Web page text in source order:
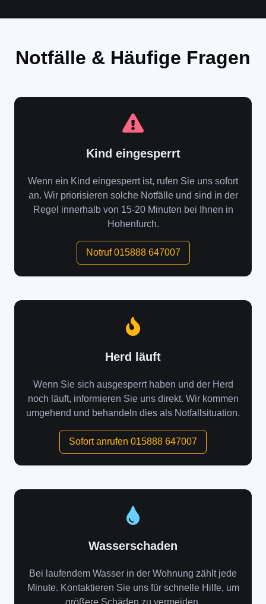
Notfälle & Häufige Fragen
Kind eingesperrt
Wenn ein Kind eingesperrt ist, rufen Sie uns sofort
an. Wir priorisieren solche Notfälle und sind in der
Regel innerhalb von 15-20 Minuten bei Ihnen in
Hohenfurch.
Notruf 015888 647007
Herd läuft
Wenn Sie sich ausgesperrt haben und der Herd
noch läuft, informieren Sie uns direkt. Wir kommen
umgehend und behandeln dies als Notfallsituation.
Sofort anrufen 015888 647007
Wasserschaden
Bei laufendem Wasser in der Wohnung zählt jede
Minute. Kontaktieren Sie uns für schnelle Hilfe, um
größere Schäden zu vermeiden.